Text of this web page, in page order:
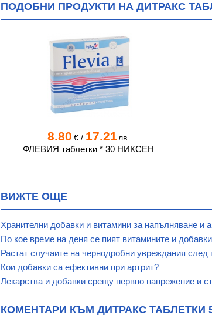
ПОДОБНИ ПРОДУКТИ НА ДИТРАКС
8.80 €/ 17.21 лв.
ФЛЕВИЯ таблетки * 30 НИКСЕН
ВИЖТЕ ОЩЕ
Хранителни добавки и витамини за напълняване и
По кое време на деня се пият витамините и
Растат случаите на чернодробни увреждания
Кои добавки са ефективни при артрит?
Лекарства и добавки срещу нервно напрежение и
КОМЕНТАРИ КЪМ ДИТРАКС ТАБЛЕТКИ